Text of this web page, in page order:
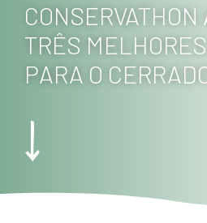
TRÊS
PARA O